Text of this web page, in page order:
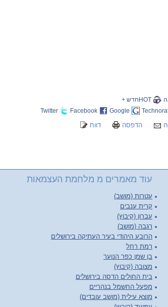
HOTחדש +
Google
Facebook
Twitter
הדפסה דווח
עוד מאמרים מ מלחמת העצמאות
עטרות (מושב)
קרית ענבים
עברון (קיבוץ)
רגבה (מושב)
הרובע היהודי בעיר העתיקה בירושלים
רמת רחל
בן שמן כפר הנוער
מצובה (קיבוץ)
בית החולים הדסה בירושלים
מפעל החשמל בנהריים
מוצא עילית (מושב עובדים)